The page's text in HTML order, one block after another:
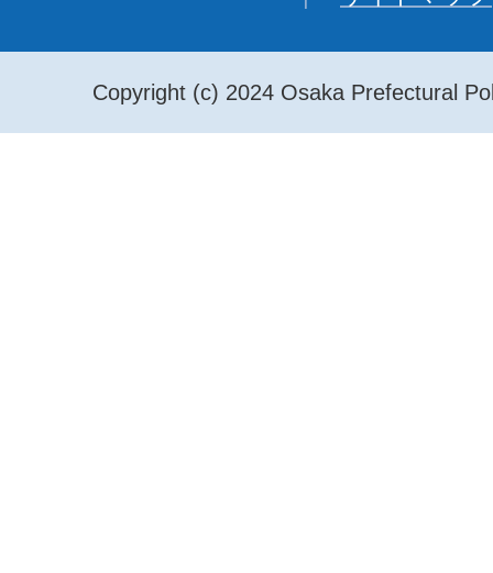
Copyright (c) 2024 Osaka Prefectural